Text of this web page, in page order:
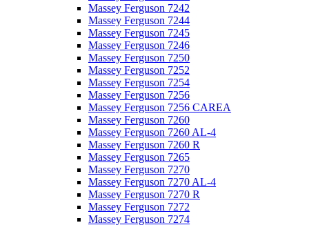
Massey Ferguson 7242
Massey Ferguson 7244
Massey Ferguson 7245
Massey Ferguson 7246
Massey Ferguson 7250
Massey Ferguson 7252
Massey Ferguson 7254
Massey Ferguson 7256
Massey Ferguson 7256 CAREA
Massey Ferguson 7260
Massey Ferguson 7260 AL-4
Massey Ferguson 7260 R
Massey Ferguson 7265
Massey Ferguson 7270
Massey Ferguson 7270 AL-4
Massey Ferguson 7270 R
Massey Ferguson 7272
Massey Ferguson 7274